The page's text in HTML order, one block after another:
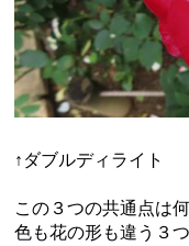
↑ダブルディライト
この３つの共通点は
色も花の形も違う３つ